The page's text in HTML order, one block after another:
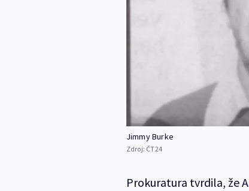
Jimmy Burke
Zdroj: ČT24
Prokuratura tvrdila, že